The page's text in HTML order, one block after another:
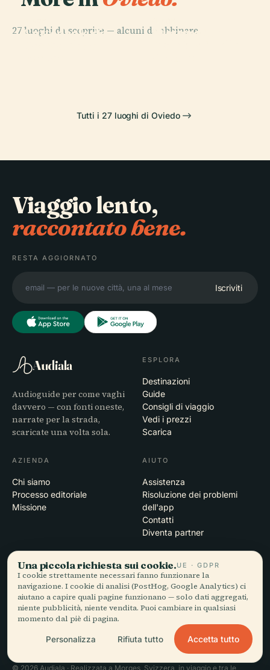
27 luoghi da scoprire — alcuni da abbinare.
Cattedrale di
Statua di
PLACE
Museo delle
Tutti i 27 luoghi di Oviedo
Viaggio lento,
raccontato bene.
RESTA AGGIORNATO
Iscriviti
Audiala
Audioguide per come vaghi
davvero — con fonti oneste,
narrate per la strada,
scaricate una volta sola.
ESPLORA
Destinazioni
Guide
Consigli di viaggio
Vedi i prezzi
Scarica
AZIENDA
Chi siamo
Processo editoriale
Missione
AIUTO
Assistenza
Risoluzione dei problemi
dell'app
Contatti
Diventa partner
LEGALE
Privacy
Termini
Impostazioni cookie
Elimina account
© 2026 Audiala · Realizzata a Morges, Svizzera, in viaggio e tra le
Una piccola richiesta sui cookie.UE · GDPR
I cookie strettamente necessari fanno funzionare la
navigazione. I cookie di analisi (PostHog, Google Analytics) ci
aiutano a capire quali pagine funzionano — solo dati aggregati,
niente pubblicità, niente vendita. Puoi cambiare in qualsiasi
momento dal piè di pagina.
Personalizza Rifiuta tutto Accetta tutto